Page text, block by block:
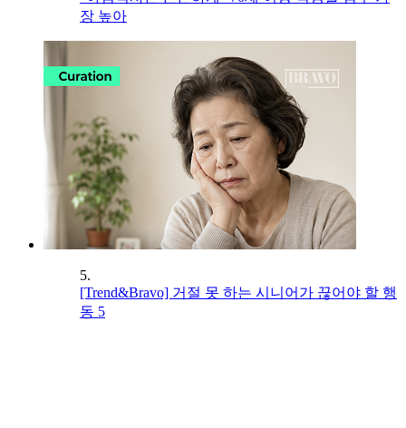
장 높아
5.
[Trend&Bravo] 거절 못 하는 시니어가 끊어야 할 행
동 5